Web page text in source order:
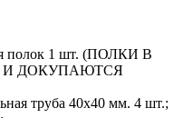
полок 1 шт. (ПОЛКИ В
И ДОКУПАЮТСЯ
труба 40х40 мм. 4 шт.;